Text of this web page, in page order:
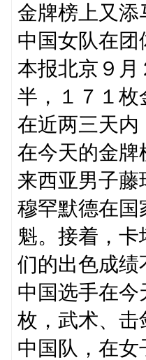
金牌榜上又
中国女队在
本报北京９月
半，１７１枚
在近两三天内
在今天的金牌
来西亚男子藤
穆罕默德在国
魁。接着，
们的出色成绩
中国选手在
枚，武术、击
中国队，在